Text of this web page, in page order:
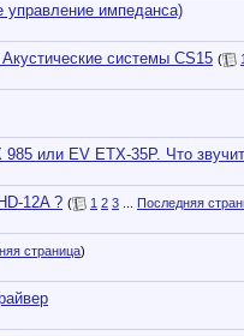
управление импеданса)
системы CS15 (
или EV ETX-35P. Что
12A ? ( 1 2 3
Последняя
страница)